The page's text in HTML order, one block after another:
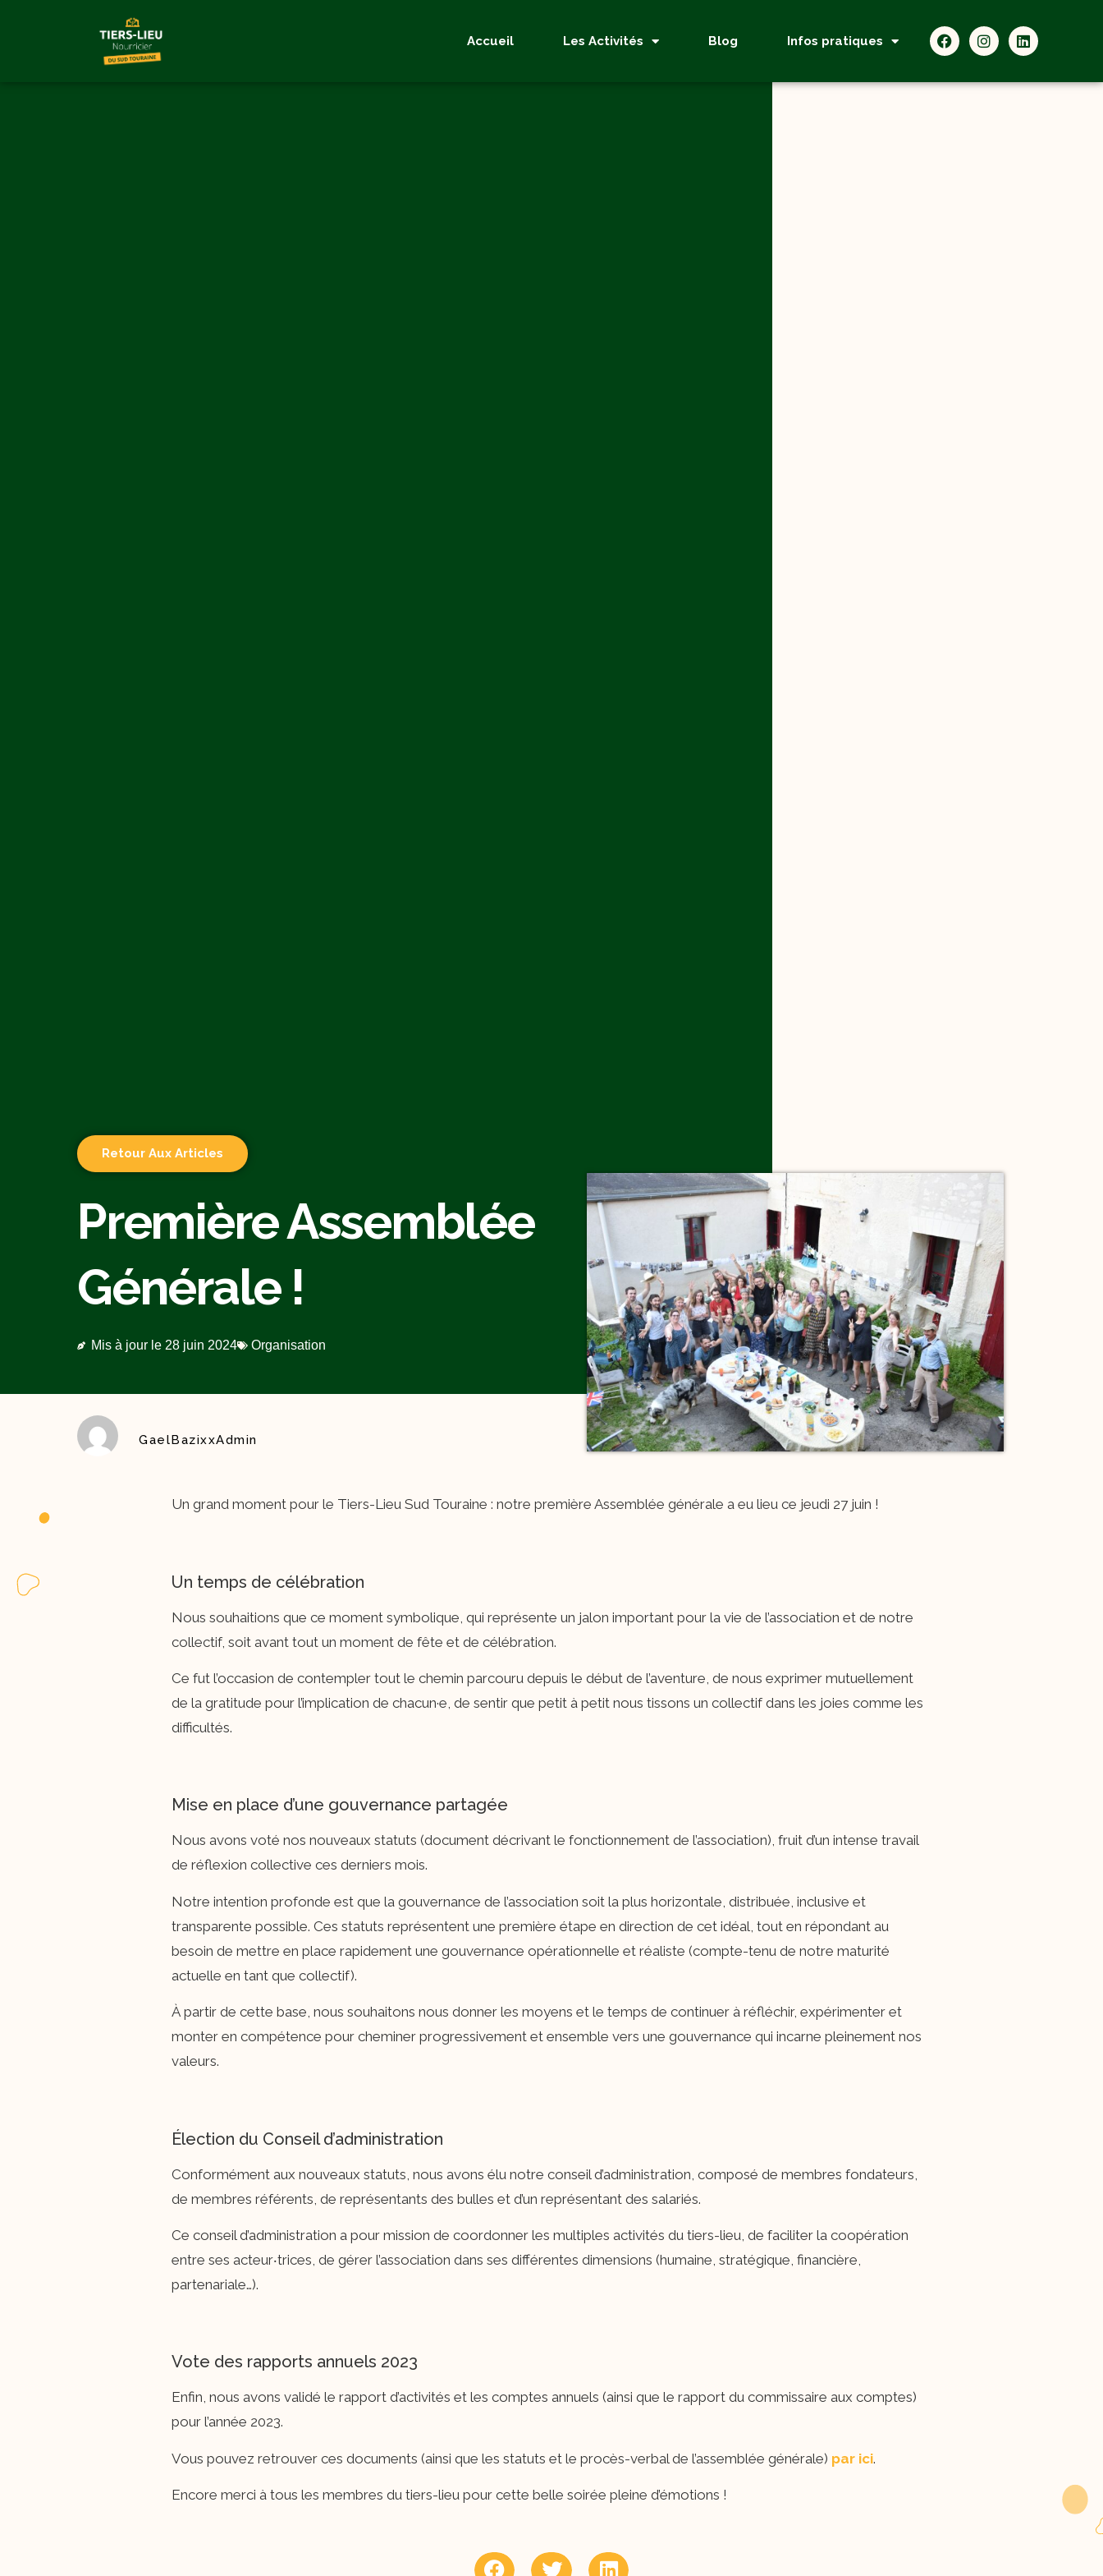
Accueil Les Activités Blog Infos pratiques
Retour Aux Articles
Première Assemblée
Générale !
Mis à jour le 28 juin 2024 Organisation
GaelBazixxAdmin
Un grand moment pour le Tiers-Lieu Sud Touraine : notre première Assemblée générale a eu lieu ce jeudi 27 juin !
Un temps de célébration
Nous souhaitions que ce moment symbolique, qui représente un jalon important pour la vie de l’association et de notre
collectif, soit avant tout un moment de fête et de célébration.
Ce fut l’occasion de contempler tout le chemin parcouru depuis le début de l’aventure, de nous exprimer mutuellement
de la gratitude pour l’implication de chacun·e, de sentir que petit à petit nous tissons un collectif dans les joies comme les
difficultés.
Mise en place d’une gouvernance partagée
Nous avons voté nos nouveaux statuts (document décrivant le fonctionnement de l’association), fruit d’un intense travail
de réflexion collective ces derniers mois.
Notre intention profonde est que la gouvernance de l’association soit la plus horizontale, distribuée, inclusive et
transparente possible. Ces statuts représentent une première étape en direction de cet idéal, tout en répondant au
besoin de mettre en place rapidement une gouvernance opérationnelle et réaliste (compte-tenu de notre maturité
actuelle en tant que collectif).
À partir de cette base, nous souhaitons nous donner les moyens et le temps de continuer à réfléchir, expérimenter et
monter en compétence pour cheminer progressivement et ensemble vers une gouvernance qui incarne pleinement nos
valeurs.
Élection du Conseil d’administration
Conformément aux nouveaux statuts, nous avons élu notre conseil d’administration, composé de membres fondateurs,
de membres référents, de représentants des bulles et d’un représentant des salariés.
Ce conseil d’administration a pour mission de coordonner les multiples activités du tiers-lieu, de faciliter la coopération
entre ses acteur‧trices, de gérer l’association dans ses différentes dimensions (humaine, stratégique, financière,
partenariale…).
Vote des rapports annuels 2023
Enfin, nous avons validé le rapport d’activités et les comptes annuels (ainsi que le rapport du commissaire aux comptes)
pour l’année 2023.
Vous pouvez retrouver ces documents (ainsi que les statuts et le procès-verbal de l’assemblée générale) par ici.
Encore merci à tous les membres du tiers-lieu pour cette belle soirée pleine d’émotions !